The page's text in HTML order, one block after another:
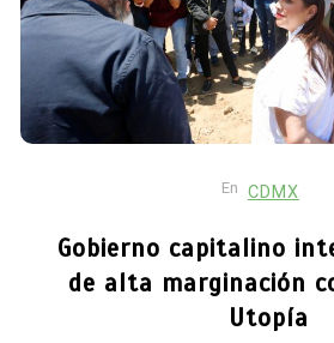
En CDMX
Gobierno capitalino
de alta marginación
Utopía